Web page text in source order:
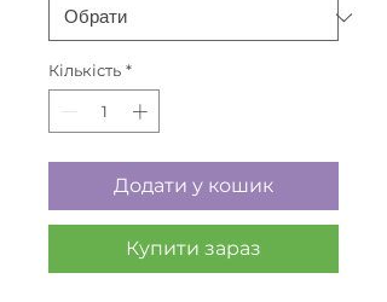
Кількість *
Додати у кошик
Купити зараз